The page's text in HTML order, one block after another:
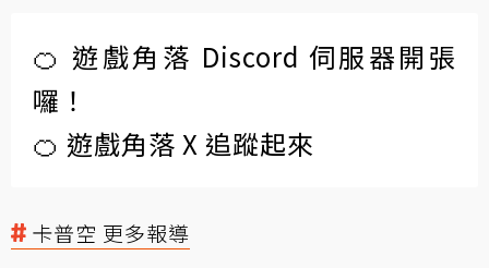
🍊 遊戲角落 Discord 伺服器開張
囉！
🍊 遊戲角落 X 追蹤起來
卡普空 更多報導